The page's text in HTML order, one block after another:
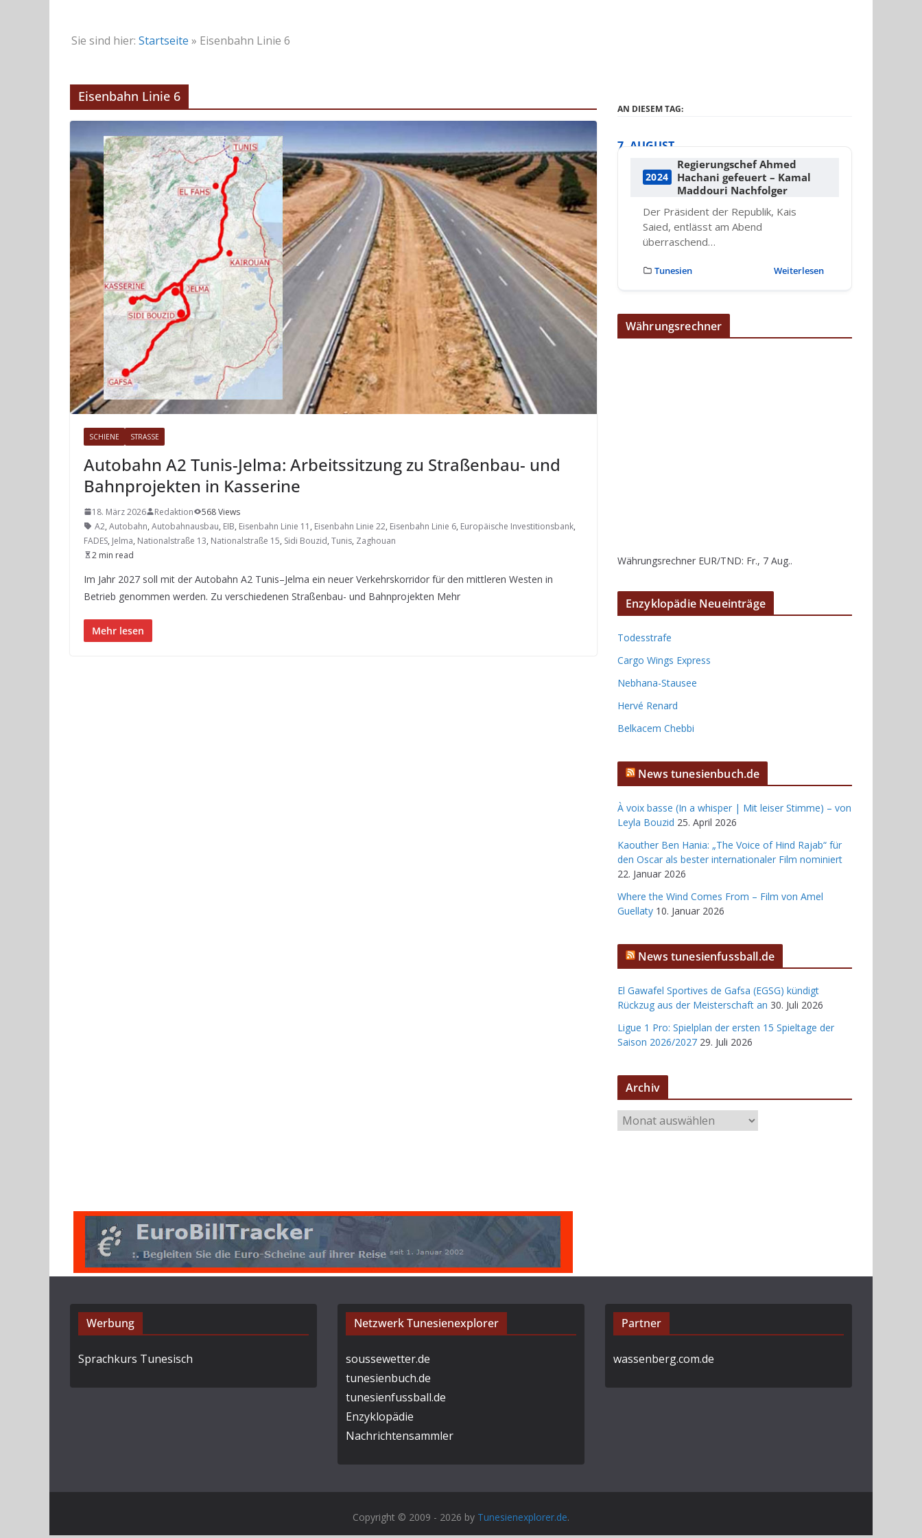
Sie sind hier: Startseite » Eisenbahn Linie 6
Eisenbahn Linie 6
SCHIENE STRASSE
Autobahn A2 Tunis-Jelma: Arbeitssitzung zu Straßenbau- und
Bahnprojekten in Kasserine
18. März 2026 Redaktion
568 Views
A2, Autobahn, Autobahnausbau, EIB, Eisenbahn Linie 11 , Eisenbahn Linie 22, Eisenbahn Linie 6, Europäische Investitionsbank,
FADES, Jelma, Nationalstraße 13, Nationalstraße 15, Sidi Bouzid, Tunis, Zaghouan
2 min read
Im Jahr 2027 soll mit der Autobahn A2 Tunis–Jelma ein neuer Verkehrskorridor für den mittleren Westen in
Betrieb genommen werden. Zu verschiedenen Straßenbau- und Bahnprojekten Mehr
Mehr lesen
AN DIESEM TAG:
7. AUGUST
2024
Regierungschef Ahmed
Hachani gefeuert – Kamal
Maddouri Nachfolger
Der Präsident der Republik, Kais
Saied, entlässt am Abend
überraschend…
Tunesien Weiterlesen
Währungsrechner
Währungsrechner EUR/TND: Fr., 7 Aug..
Enzyklopädie Neueinträge
Todesstrafe
Cargo Wings Express
Nebhana-Stausee
Hervé Renard
Belkacem Chebbi
News tunesienbuch.de
À voix basse (In a whisper | Mit leiser Stimme) – von
Leyla Bouzid 25. April 2026
Kaouther Ben Hania: „The Voice of Hind Rajab“ für
den Oscar als bester internationaler Film nominiert
22. Januar 2026
Where the Wind Comes From – Film von Amel
Guellaty 10. Januar 2026
News tunesienfussball.de
El Gawafel Sportives de Gafsa (EGSG) kündigt
Rückzug aus der Meisterschaft an 30. Juli 2026
Ligue 1 Pro: Spielplan der ersten 15 Spieltage der
Saison 2026/2027 29. Juli 2026
Archiv
r
Werbung
Sprachkurs Tunesisch
Netzwerk Tunesienexplorer
soussewetter.de
tunesienbuch.de
tunesienfussball.de
Enzyklopädie
Nachrichtensammler
Partner
wassenberg.com.de
Copyright © 2009 - 2026 by Tunesienexplorer.de.